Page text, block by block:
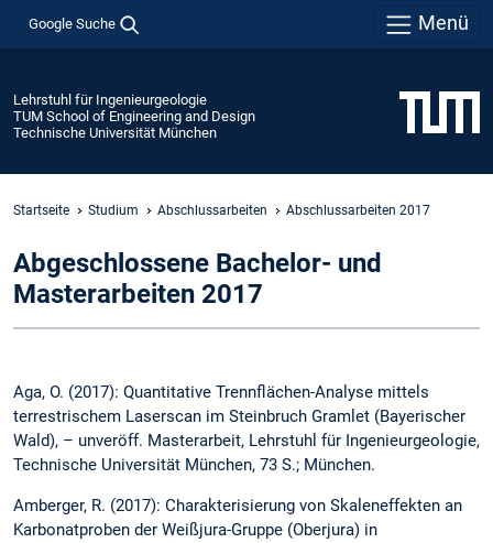
Google Suche Menü
Lehrstuhl für Ingenieurgeologie
TUM School of Engineering and Design
Technische Universität München
Startseite Studium Abschlussarbeiten Abschlussarbeiten 2017
Abgeschlossene Bachelor- und
Masterarbeiten 2017
Aga, O. (2017): Quantitative Trennflächen-Analyse mittels
terrestrischem Laserscan im Steinbruch Gramlet (Bayerischer
Wald), – unveröff. Masterarbeit, Lehrstuhl für Ingenieurgeologie,
Technische Universität München, 73 S.; München.
Amberger, R. (2017): Charakterisierung von Skaleneffekten an
Karbonatproben der Weißjura-Gruppe (Oberjura) in